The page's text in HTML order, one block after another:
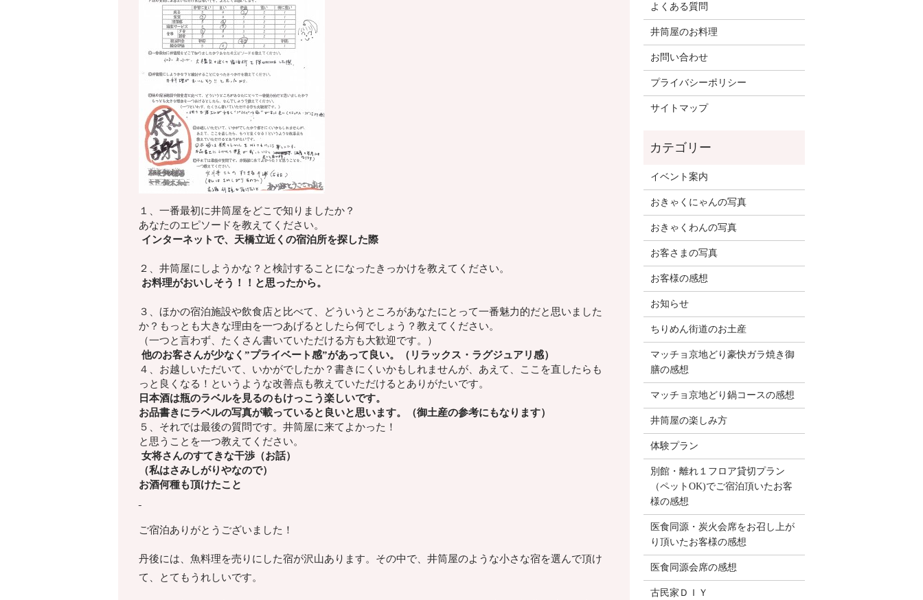
１、一番最初に井筒屋をどこで知りましたか？
あなたのエピソードを教えてください。
インターネットで、天橋立近くの宿泊所を探した際
２、井筒屋にしようかな？ と検討することになったきっかけを教えてください。
お料理がおいしそう！！と思ったから。
３、ほかの宿泊施設や飲食店と比べて、 どういうところがあなたにとって一番魅力的だと思いました
か？もっとも大きな理由を一つあげるとしたら何でしょう？ 教えてください。
（一つと言わず、たくさん書いていただける方も大歓迎です。）
他のお客さんが少なく”プライベート感”があって良い。（リラックス・ラグジュアリ感）
４、お越しいただいて、いかがでしたか？ 書きにくいかもしれませんが、 あえて、ここを直したらも
っと良くなる！ というような改善点も教えていただけるとありがたいです。
日本酒は瓶のラベルを見るのもけっこう楽しいです。
お品書きにラベルの写真が載っていると良いと思います。（御土産の参考にもなります）
５、それでは最後の質問です。井筒屋に来てよかった！
と思うことを一つ教えてください。
女将さんのすてきな干渉（お話）
（私はさみしがりやなので）
お酒何種も頂けたこと
ご宿泊ありがとうございました！
丹後には、魚料理を売りにした宿が沢山あります。その中で、井筒屋のような小さな宿を選んで頂け
て、とてもうれしいです。
よくある質問
井筒屋のお料理
お問い合わせ
プライバシーポリシー
サイトマップ
イベント案内
おきゃくにゃんの写真
おきゃくわんの写真
お客さまの写真
お客様の感想
お知らせ
ちりめん街道のお土産
マッチョ京地どり豪快ガラ焼き御
膳の感想
マッチョ京地どり鍋コースの感想
井筒屋の楽しみ方
体験プラン
別館・離れ１フロア貸切プラン
（ペットOK)でご宿泊頂いたお客
様の感想
医食同源・炭火会席をお召し上が
り頂いたお客様の感想
医食同源会席の感想
古民家ＤＩＹ